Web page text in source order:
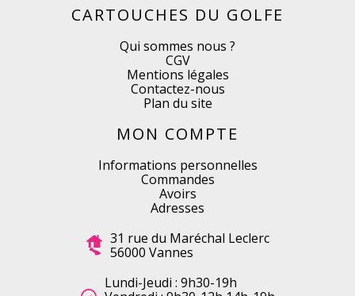
CARTOUCHES DU GOLFE
Qui sommes nous ?
CGV
Mentions légales
Contactez-nous
Plan du site
MON COMPTE
Informations personnelles
Commandes
Avoirs
Adresses
31 rue du Maréchal Leclerc
56000 Vannes
Lundi-Jeudi : 9h30-19h